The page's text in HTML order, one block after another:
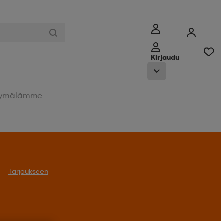
Kirjaudu
Tarjoukseen